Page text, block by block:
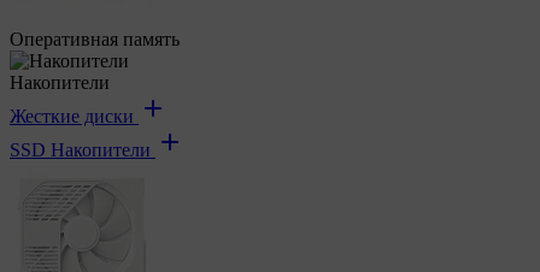
Оперативная память
Накопители
Жесткие диски
SSD Накопители